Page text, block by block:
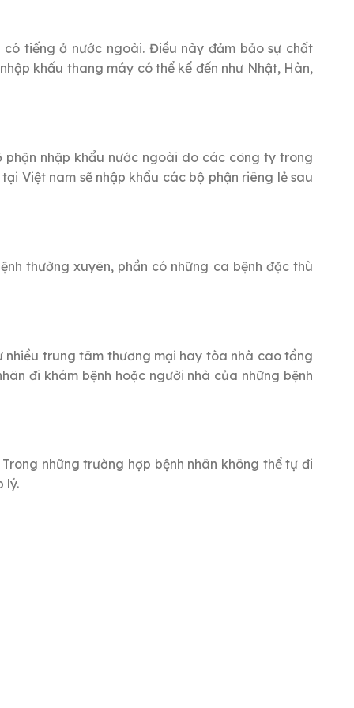
tiếng ở nước ngoài. Điều này đảm bảo sự chất
khấu thang máy có thể kể đến như Nhật, Hàn,
nhập khẩu nước ngoài do các công ty trong
Việt nam sẽ nhập khẩu các bộ phận riêng lẻ sau
thường xuyên, phần có những ca bệnh đặc thù
nhiều trung tâm thương mại hay tòa nhà cao tầng
đi khám bệnh hoặc người nhà của những bệnh
những trường hợp bệnh nhân không thể tự đi
lý.